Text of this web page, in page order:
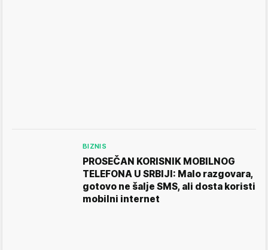
BIZNIS
PROSEČAN KORISNIK MOBILNOG
TELEFONA U SRBIJI: Malo razgovara,
gotovo ne šalje SMS, ali dosta koristi
mobilni internet